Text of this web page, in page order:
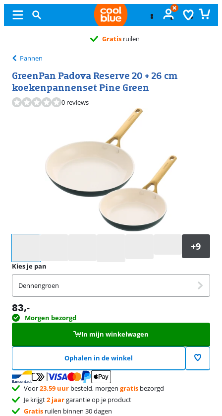
Gratis ruilen
Pannen
GreenPan Padova Reserve 20 + 26 cm
koekenpannenset Pine Green
0 reviews
Kies je pan
Dennengroen
83,-
Morgen bezorgd
In mijn winkelwagen
Ophalen in de winkel
Voor23.59 uur besteld, morgen gratis bezorgd
Je krijgt2 jaargarantie op je product
Gratis ruilen binnen 30 dagen